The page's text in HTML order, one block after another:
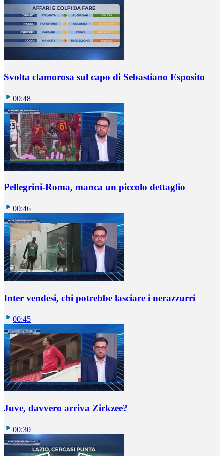
Svolta clamorosa sul capo di Sebastiano Esposito
00:48
Pellegrini-Roma, manca un piccolo dettaglio
00:46
Inter vendesi, chi potrebbe lasciare i nerazzurri
00:45
Juve, davvero arriva Zirkzee?
00:30